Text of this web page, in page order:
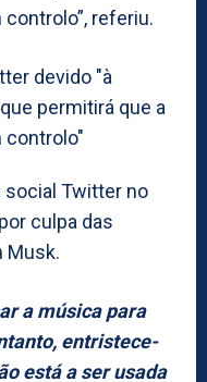
referiu.
social Twitter no
culpa das
Musk.
a música para
entristece-
está a ser usada